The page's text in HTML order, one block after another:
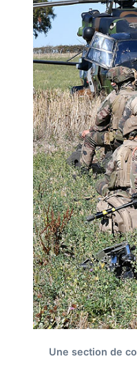
Une section de